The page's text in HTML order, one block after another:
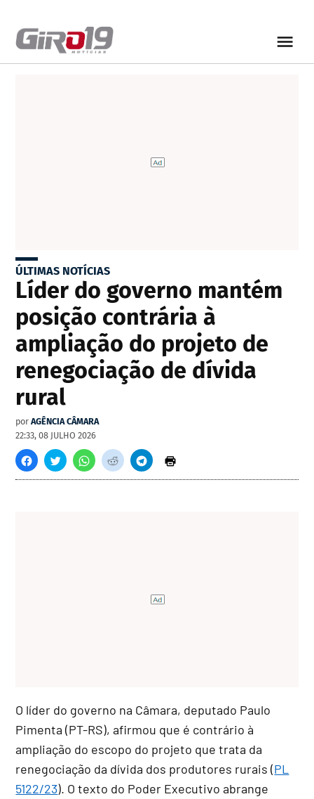
ÚLTIMAS NOTÍCIAS
Líder do governo mantém
posição contrária à
ampliação do projeto de
renegociação de dívida
rural
por AGÊNCIA CÂMARA
22:33, 08 JULHO 2026
O líder do governo na Câmara, deputado Paulo
Pimenta (PT-RS), afirmou que é contrário à
ampliação do escopo do projeto que trata da
renegociação da dívida dos produtores rurais (PL
5122/23). O texto do Poder Executivo abrange